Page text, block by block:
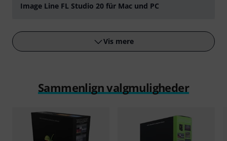
Image Line FL Studio 20 für Mac und PC
Vis mere
Sammenlign valgmuligheder